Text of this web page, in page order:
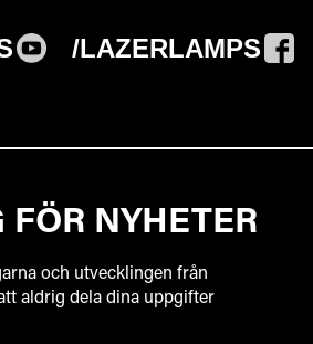
/LAZERLAMPS
NYHETER
och utvecklingen från
aldrig dela dina uppgifter